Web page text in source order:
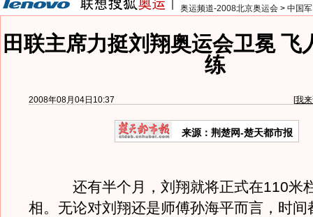
奥运频道-2008北京奥运会 > 中国
田联主席力挺刘翔奥运会卫冕 飞
练
2008年08月04日10:37 [我
来源：荆楚网-楚天都市报
还有半个月，刘翔就将正式在110米
相。无论对刘翔还是师傅孙海平而言，时间